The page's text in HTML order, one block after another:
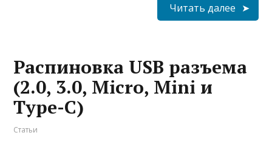
Читать далее
Распиновка USB разъема
(2.0, 3.0, Micro, Mini и
Type-C)
Статьи